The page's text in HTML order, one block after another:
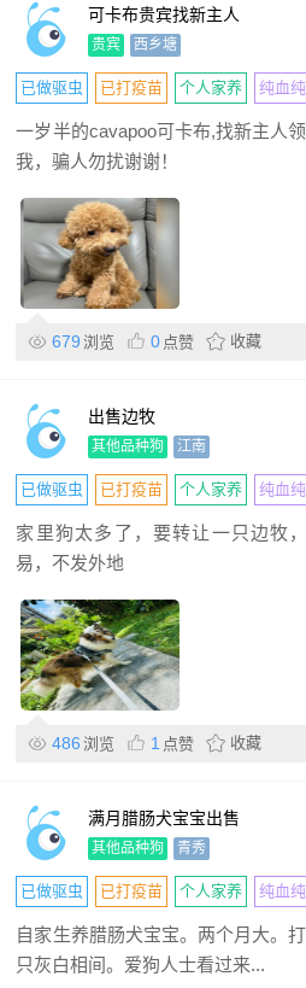
可卡布贵宾找新主人
贵宾 西乡塘
已做驱虫 已打疫苗 个人家养 纯血
一岁半的cavapoo可卡布,找新主人
我，骗人勿扰谢谢！
679 浏览 0 点赞 收藏
出售边牧
其他品种狗 江南
已做驱虫 已打疫苗 个人家养 纯血
家里狗太多了，要转让一只边牧
易，不发外地
486 浏览 1 点赞 收藏
满月腊肠犬宝宝出售
其他品种狗 青秀
已做驱虫 已打疫苗 个人家养 纯血
自家生养腊肠犬宝宝。两个月大。
只灰白相间。爱狗人士看过来...